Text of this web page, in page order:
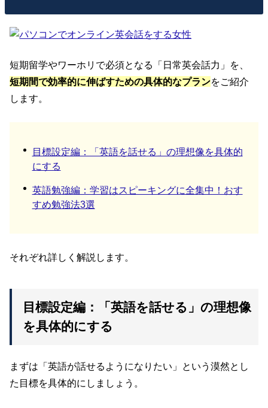
短期留学やワーホリで必須となる「日常英会話力」を、
短期間で効率的に伸ばすための具体的なプランをご紹介
します。
目標設定編：「英語を話せる」の理想像を具体的
にする
英語勉強編：学習はスピーキングに全集中！おす
すめ勉強法3選
それぞれ詳しく解説します。
目標設定編：「英語を話せる」の理想像
を具体的にする
まずは「英語が話せるようになりたい」という漠然とし
た目標を具体的にしましょう。